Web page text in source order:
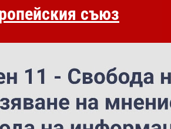
съюз